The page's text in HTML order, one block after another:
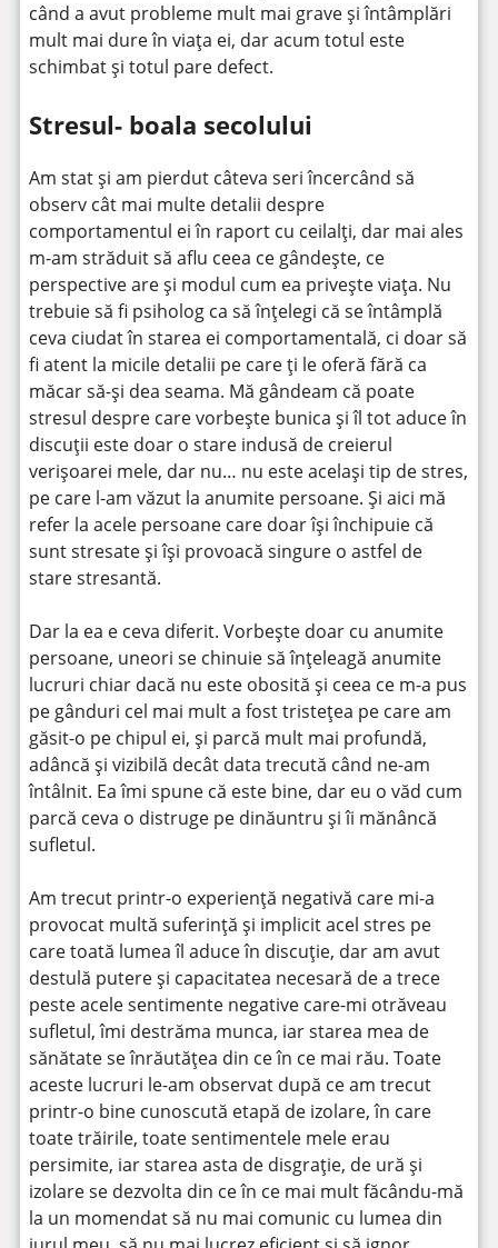
când a avut probleme mult mai grave și întâmplări
mult mai dure în viața ei, dar acum totul este
schimbat și totul pare defect.
Stresul- boala secolului
Am stat și am pierdut câteva seri încercând să
observ cât mai multe detalii despre
comportamentul ei în raport cu ceilalți, dar mai ales
m-am străduit să aflu ceea ce gândește, ce
perspective are și modul cum ea privește viața. Nu
trebuie să fi psiholog ca să înțelegi că se întâmplă
ceva ciudat în starea ei comportamentală, ci doar să
fi atent la micile detalii pe care ți le oferă fără ca
măcar să-și dea seama. Mă gândeam că poate
stresul despre care vorbește bunica și îl tot aduce în
discuții este doar o stare indusă de creierul
verișoarei mele, dar nu… nu este același tip de stres,
pe care l-am văzut la anumite persoane. Și aici mă
refer la acele persoane care doar își închipuie că
sunt stresate și își provoacă singure o astfel de
stare stresantă.
Dar la ea e ceva diferit. Vorbește doar cu anumite
persoane, uneori se chinuie să înțeleagă anumite
lucruri chiar dacă nu este obosită și ceea ce m-a pus
pe gânduri cel mai mult a fost tristețea pe care am
găsit-o pe chipul ei, și parcă mult mai profundă,
adâncă și vizibilă decât data trecută când ne-am
întâlnit. Ea îmi spune că este bine, dar eu o văd cum
parcă ceva o distruge pe dinăuntru și îi mănâncă
sufletul.
Am trecut printr-o experiență negativă care mi-a
provocat multă suferință și implicit acel stres pe
care toată lumea îl aduce în discuție, dar am avut
destulă putere și capacitatea necesară de a trece
peste acele sentimente negative care-mi otrăveau
sufletul, îmi destrăma munca, iar starea mea de
sănătate se înrăutățea din ce în ce mai rău. Toate
aceste lucruri le-am observat după ce am trecut
printr-o bine cunoscută etapă de izolare, în care
toate trăirile, toate sentimentele mele erau
persimite, iar starea asta de disgrație, de ură și
izolare se dezvolta din ce în ce mai mult făcându-mă
la un momendat să nu mai comunic cu lumea din